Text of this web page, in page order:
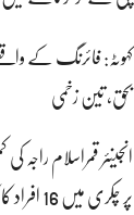
کہوٹہ: فائرنگ کے
بحق، تین زخمی
انجینئر قمراسلام راجہ
پر چکری میں 16 افراد کا کامیاب ریسکیو